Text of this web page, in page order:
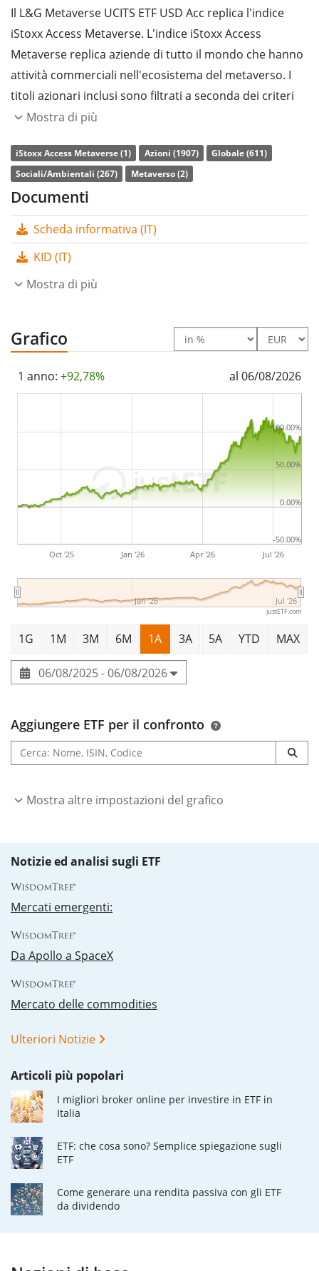
Il L&G Metaverse UCITS ETF USD Acc replica l'indice
iStoxx Access Metaverse. L'indice iStoxx Access
Metaverse replica aziende di tutto il mondo che hanno
attività commerciali nell'ecosistema del metaverso. I
titoli azionari inclusi sono filtrati a seconda dei criteri
ESG (ambientali, sociali e di corporate governance).
L’indice dispesa complessiva(TER) dell'ETF è pari allo
0,39% annuo. Il L&G Metaverse UCITS ETF USD Acc è
l’unico ETF che replica l'indice iStoxx Access Metaverse.
replica fisica totale(acquistando tutti i componenti
dello stesso). I dividendi dell'ETF sono
dimensioni molto piccole con unpatrimonio gestito
pari a 16 mln di Euro
stato lanciato il 1
Mostra di più
iStoxx Access Metaverse (1) Azioni (1907)
Globale (611)
Sociali/Ambientali (267)
Metaverso (2)
Documenti
Scheda informativa (IT)
KID (IT)
Mostra di più
Grafico
1 anno: +92,78% al 06/08/2026
Oct '25 Jan '26 Apr '26 Jul '26
Jan '26 Jul '26
-50.00%
0.00%
50.00%
100.00%
justETF.com
1G 1M 3M 6M 1A 3A 5A YTD MAX
06/08/2025 - 06/08/2026
Aggiungere ETF per il confronto
Mostra altre impostazioni del grafico
Notizie ed analisi sugli ETF
Mercati emergenti:
Da Apollo a SpaceX
Mercato delle commodities
Ulteriori Notizie
Articoli più popolari
I migliori broker online per investire in ETF in
Italia
ETF: che cosa sono? Semplice spiegazione sugli
ETF
Come generare una rendita passiva con gli ETF
da dividendo